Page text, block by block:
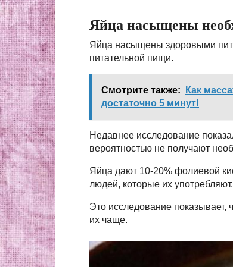
Яйца насыщены
Яйца насыщены здоровыми
питательной пищи.
Смотрите также:
Как
достаточно 5 минут!
Недавнее исследование
вероятностью не получают
Яйца дают 10-20% фолиевой
людей, которые их употребляют.
Это исследование
их чаще.